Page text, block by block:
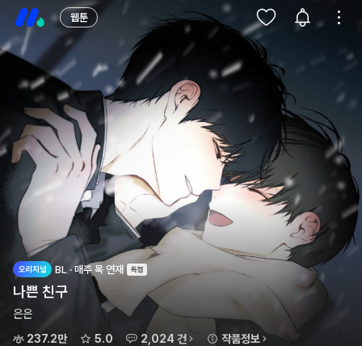
웹툰
BL · 매주 목 연재
나쁜 친구
은은
237.2만
5.0 2,024 건 작품정보